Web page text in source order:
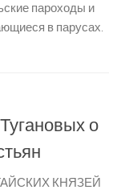
пароходы и
в парусах.
о
КНЯЗЕЙ